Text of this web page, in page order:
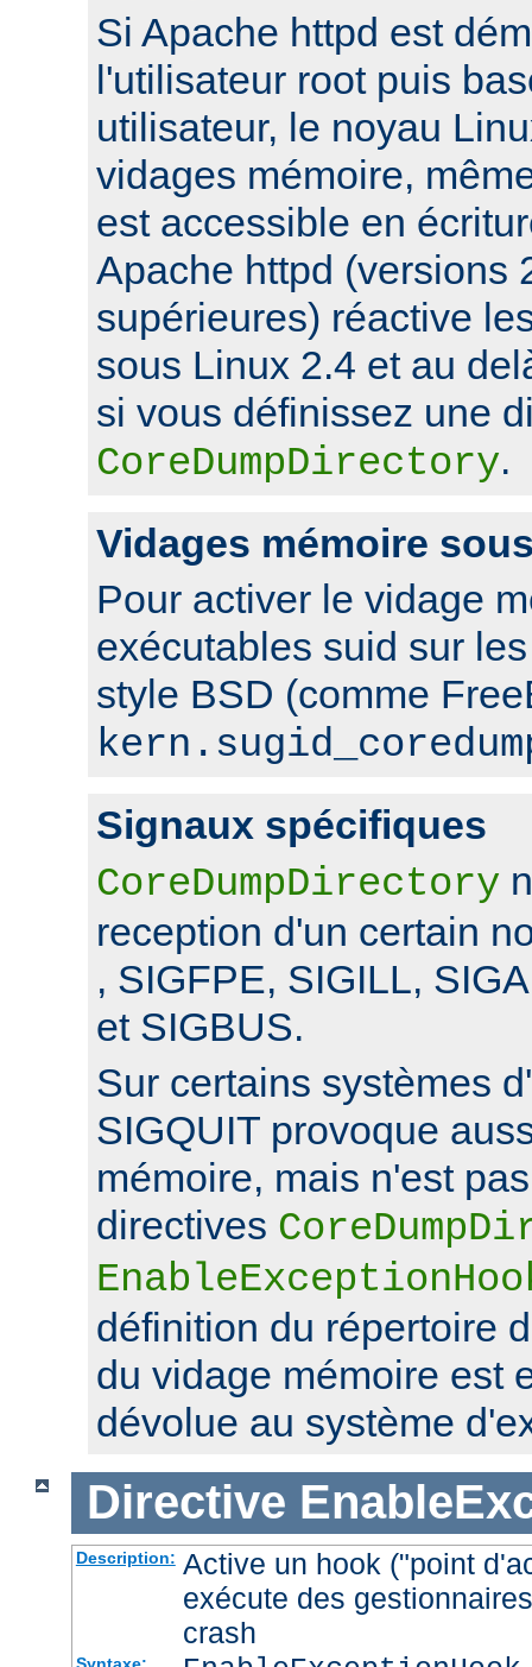
Si Apache httpd est
l'utilisateur root puis
utilisateur, le noyau
vidages mémoire,
est accessible en
Apache httpd (versions
supérieures) réactive
sous Linux 2.4 et au
si vous définissez une
CoreDumpDirectory.
Vidages mémoire
Pour activer le vidage
exécutables suid sur
style BSD (comme
Signaux spécifiques
CoreDumpDirectory
reception d'un certain
, SIGFPE, SIGILL,
et SIGBUS.
Sur certains systèmes
SIGQUIT provoque
mémoire, mais n'est
directives
définition du répertoire
du vidage mémoire est
dévolue au système
Directive
Description: Active un hook ("point
exécute des
crash